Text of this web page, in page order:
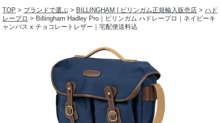
TOP > ブランドで選ぶ > BILLINGHAM | ビリンガム正規輸入販売店 > ハド
レープロ > Billingham Hadley Pro｜ビリンガム ハドレープロ｜ネイビーキ
ャンバス x チョコレートレザー｜宅配便送料込